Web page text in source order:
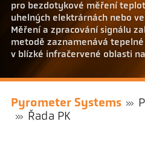
pro bezdotykové měření
uhelných elektrárnách nebo
Měření a zpracování signálu
metodě zaznamenává
v blízké infračervené oblasti
Pyrometer Systems
Řada PK